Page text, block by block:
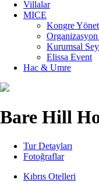
Villalar
MICE
Kongre
Kurumsal
Elissa Event
Hac & Umre
Bare Hill
Tur Detayları
Fotoğraflar
Kıbrıs Otelleri